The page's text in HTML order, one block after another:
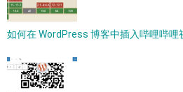
如何在 WordPress 博客中插入哔哩哔哩